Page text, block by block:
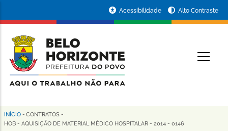
conteúdo
principal
da
Prefeitura
de
Horizonte
Acessibilidade Alto Contraste
Trilha
INÍCIO - CONTRATOS -
HOB - AQUISIÇÃO DE MATERIAL MÉDICO HOSPITALAR - 2014 - 0146